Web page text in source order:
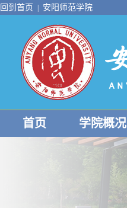
回到首页 安阳师范学院
首页 学院概况